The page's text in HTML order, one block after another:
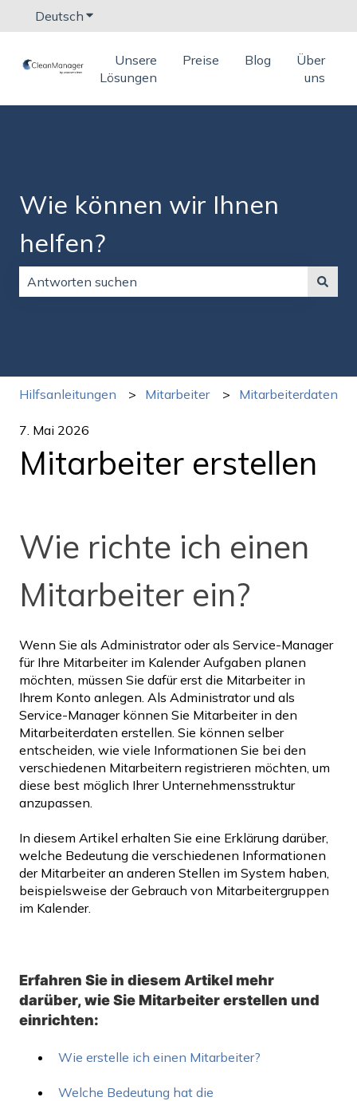
Deutsch Untermenü für Übersetzungen anzeigen
Unsere
Lösungen
Preise Blog
Über
uns
Wie können wir Ihnen
helfen?
Hilfsanleitungen Mitarbeiter Mitarbeiterdaten
7. Mai 2026
Mitarbeiter erstellen
Wie richte ich einen
Mitarbeiter ein?
Wenn Sie als Administrator oder als Service-Manager
für Ihre Mitarbeiter im Kalender Aufgaben planen
möchten, müssen Sie dafür erst die Mitarbeiter in
Ihrem Konto anlegen. Als Administrator und als
Service-Manager können Sie Mitarbeiter in den
Mitarbeiterdaten erstellen. Sie können selber
entscheiden, wie viele Informationen Sie bei den
verschiedenen Mitarbeitern registrieren möchten, um
diese best möglich Ihrer Unternehmensstruktur
anzupassen.
In diesem Artikel erhalten Sie eine Erklärung darüber,
welche Bedeutung die verschiedenen Informationen
der Mitarbeiter an anderen Stellen im System haben,
beispielsweise der Gebrauch von Mitarbeitergruppen
im Kalender.
Erfahren Sie in diesem Artikel mehr
darüber, wie Sie Mitarbeiter erstellen und
einrichten:
Wie erstelle ich einen Mitarbeiter?
Welche Bedeutung hat die